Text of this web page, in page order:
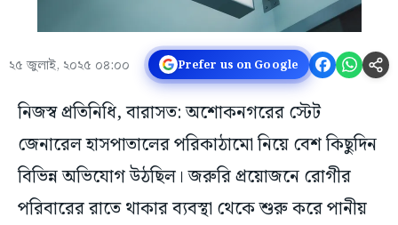
২৫ জুলাই, ২০২৫ ০৪:০০ Prefer us on Google
নিজস্ব প্রতিনিধি, বারাসত: অশোকনগরের স্টেট
জেনারেল হাসপাতালের পরিকাঠামো নিয়ে বেশ কিছুদিন
বিভিন্ন অভিযোগ উঠছিল। জরুরি প্রয়োজনে রোগীর
পরিবারের রাতে থাকার ব্যবস্থা থেকে শুরু করে পানীয়